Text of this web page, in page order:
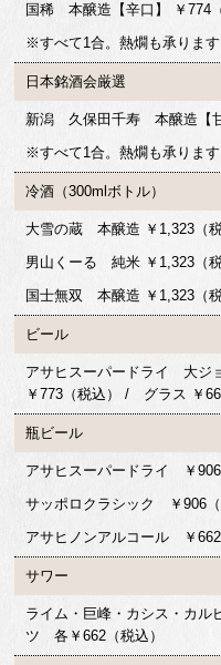
国稀 本醸造【辛口】 ￥774（
※すべて1合。熱燗も承ります
日本銘酒会厳選
新潟 久保田千寿 本醸造【甘
※すべて1合。熱燗も承ります
冷酒（300mlボトル）
大雪の蔵 本醸造 ￥1,323（税
男山くーる 純米 ￥1,323（税
国士無双 本醸造 ￥1,323（税
ビール
アサヒスーパードライ 大ジ
￥773（税込） / グラス ￥
瓶ビール
アサヒスーパードライ ￥906
サッポロクラシック ￥906（
アサヒノンアルコール ￥662
サワー
ライム・巨峰・カシス・カル
ツ 各￥662（税込）